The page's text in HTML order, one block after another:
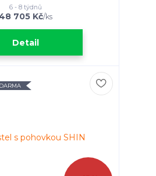
705 Kč/ks
6 - 8 týdnů
Detail